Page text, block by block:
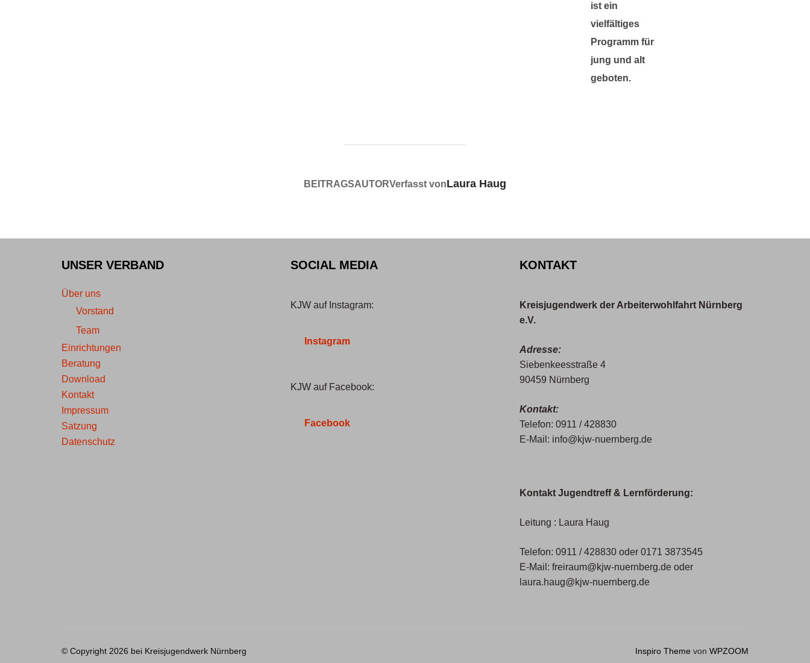
ist ein
vielfältiges
Programm für
jung und alt
geboten.
BEITRAGSAUTORVerfasst vonLaura Haug
UNSER VERBAND
Über uns
Vorstand
Team
Einrichtungen
Beratung
Download
Kontakt
Impressum
Satzung
Datenschutz
SOCIAL MEDIA
KJW auf Instagram:
Instagram
KJW auf Facebook:
Facebook
KONTAKT
Kreisjugendwerk der Arbeiterwohlfahrt Nürnberg
e.V.
Adresse:
Siebenkeesstraße 4
90459 Nürnberg
Kontakt:
Telefon: 0911 / 428830
E-Mail: info@kjw-nuernberg.de
Kontakt Jugendtreff & Lernförderung:
Leitung : Laura Haug
Telefon: 0911 / 428830 oder 0171 3873545
E-Mail: freiraum@kjw-nuernberg.de oder
laura.haug@kjw-nuernberg.de
© Copyright 2026 bei Kreisjugendwerk Nürnberg Inspiro Theme von WPZOOM